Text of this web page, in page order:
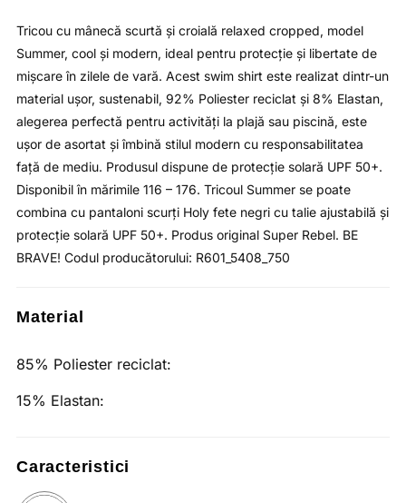
Tricou cu mânecă scurtă și croială relaxed cropped, model
Summer, cool și modern, ideal pentru protecție și libertate de
mișcare în zilele de vară. Acest swim shirt este realizat dintr-un
material ușor, sustenabil, 92% Poliester reciclat și 8% Elastan,
alegerea perfectă pentru activități la plajă sau piscină, este
ușor de asortat și îmbină stilul modern cu responsabilitatea
față de mediu. Produsul dispune de protecție solară UPF 50+.
Disponibil în mărimile 116 – 176. Tricoul Summer se poate
combina cu pantaloni scurți Holy fete negri cu talie ajustabilă și
protecție solară UPF 50+. Produs original Super Rebel. BE
BRAVE! Codul producătorului: R601_5408_750
Material
85% Poliester reciclat:
15% Elastan:
Caracteristici